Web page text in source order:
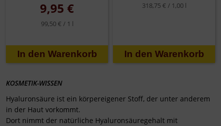
9,95 €
99,50 € / 1 l
318,75 € / 1,00 l
KOSMETIK-WISSEN
Hyaluronsäure ist ein körpereigener Stoff, der unter anderem
in der Haut vorkommt.
Dort nimmt der natürliche Hyaluronsäuregehalt mit